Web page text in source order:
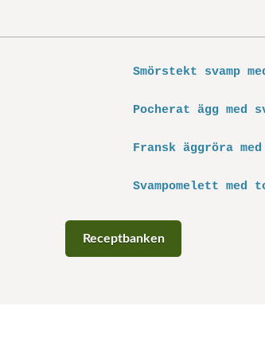
Smörstekt svamp
Pocherat ägg med
Fransk äggröra
Svampomelett med
Receptbanken